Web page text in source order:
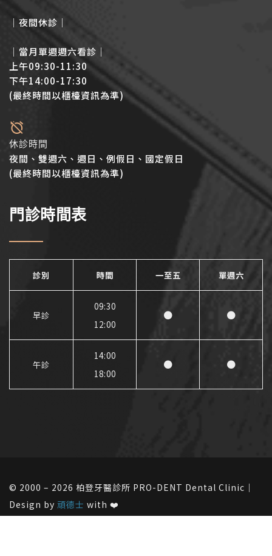
│夜間休診│
│當月單週週六看診│
上午09:30-11:30
下午14:00-17:30
(最終時間以櫃檯資訊為準)
休診時間
夜間、雙週六、週日、例假日、國定假日
(最終時間以櫃檯資訊為準)
門診時間表
診別 時間 一至五 單週六
早診
09:30
12:00
● ●
午診
14:00
18:00
● ●
© 2000 – 2026 柏登牙醫診所 PRO-DENT Dental Clinic｜
Design by 頑德士 with ❤️